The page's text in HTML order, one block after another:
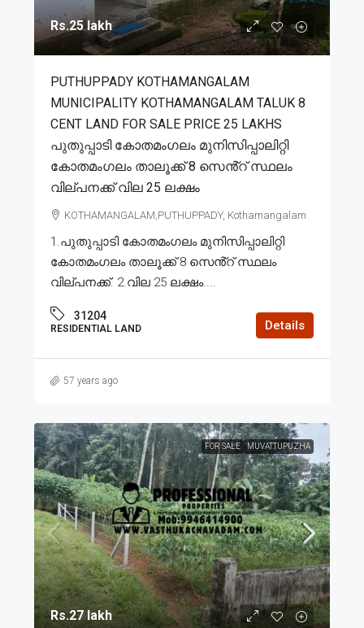
Rs.25 lakh
PUTHUPPADY KOTHAMANGALAM
MUNICIPALITY KOTHAMANGALAM TALUK 8
CENT LAND FOR SALE PRICE 25 LAKHS
പുതുപ്പാടി കോതമംഗലം മുനിസിപ്പാലിറ്റി
കോതമംഗലം താലൂക്ക് 8 സെൻ്റ് സ്ഥലം
വില്പനക്ക് വില 25 ലക്ഷം
KOTHAMANGALAM,PUTHUPPADY, Kothamangalam
1.പുതുപ്പാടി കോതമംഗലം മുനിസിപ്പാലിറ്റി
കോതമംഗലം താലൂക്ക് 8 സെൻ്റ് സ്ഥലം
വില്പനക്ക്. 2.വില 25 ലക്ഷം....
31204
RESIDENTIAL LAND Details
57 years ago
FOR SALE MUVATTUPUZHA
Rs.27 lakh